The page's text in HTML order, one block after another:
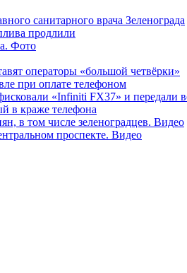
санитарного врача Зеленограда
продлили
Фото
операторы «большой четвёрки»
при оплате телефоном
«Infiniti FX37» и передали
в краже телефона
в том числе зеленоградцев. Видео
проспекте. Видео